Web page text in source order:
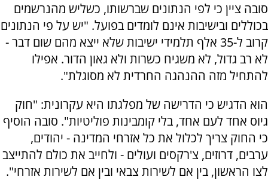
סובה ציין כי לפי הנתונים שברשותו, כשליש מהנרשמים
בכוללים ובישיבות אינם לומדים בפועל. "יש על פי הנתונים
קרוב ל-35 אלף תלמידי ישיבות שלא ייצא מהם שום דבר -
לא רב גדול, לא משגיח כשרות ולא גאון הדור. אפילו
להתחיל מזה ההנהגה החרדית לא מסוגלת".
הוא הדגיש כי הדרישה של מפלגתו היא עקרונית: "חוק
גיוס אחד לעם אחד, בלי קומבינות פוליטיות". סובה הוסיף
כי החוק צריך לכלול את כל אזרחי המדינה - יהודים,
ערבים, דרוזים, צ'רקסים ועולים - ולחייב את כולם להתייצב
לצו הראשון, בין אם לשירות צבאי ובין אם לשירות אזרחי".